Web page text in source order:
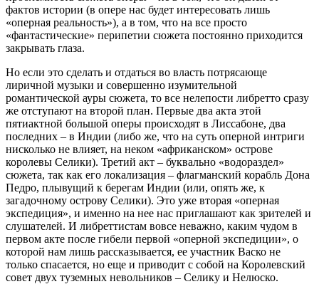
фактов истории (в опере нас будет интересовать лишь
«оперная реальность»), а в том, что на все просто
«фантастические» перипетии сюжета постоянно приходится
закрывать глаза.
Но если это сделать и отдаться во власть потрясающе
лиричной музыки и совершенно изумительной
романтической ауры сюжета, то все нелепости либретто сразу
же отступают на второй план. Первые два акта этой
пятиактной большой оперы происходят в Лиссабоне, два
последних – в Индии (либо же, что на суть оперной интриги
нисколько не влияет, на неком «африканском» острове
королевы Селики). Третий акт – буквально «водораздел»
сюжета, так как его локализация – флагманский корабль Дона
Педро, плывущий к берегам Индии (или, опять же, к
загадочному острову Селики). Это уже вторая «оперная
экспедиция», и именно на нее нас приглашают как зрителей и
слушателей. И либреттистам вовсе неважно, каким чудом в
первом акте после гибели первой «оперной экспедиции», о
которой нам лишь рассказывается, ее участник Васко не
только спасается, но еще и приводит с собой на Королевский
совет двух туземных невольников – Селику и Нелюско.